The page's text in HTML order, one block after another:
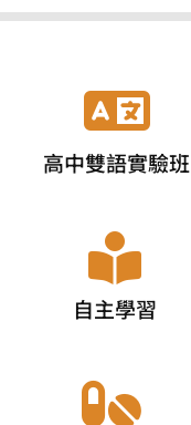
高中雙語實驗班
自主學習